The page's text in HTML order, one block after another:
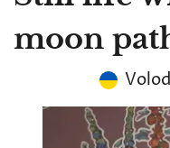
moon